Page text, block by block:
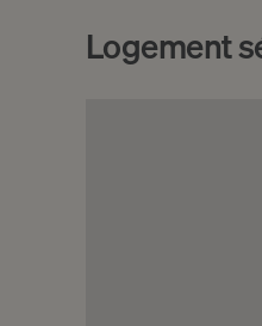
Logement